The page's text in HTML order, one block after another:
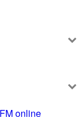
online